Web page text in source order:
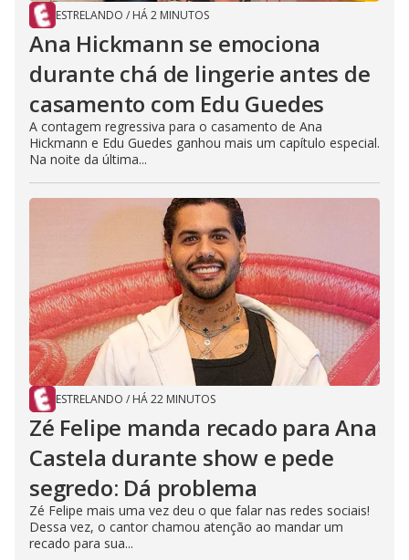
ESTRELANDO / HÁ 2 MINUTOS
Ana Hickmann se emociona
durante chá de lingerie antes de
casamento com Edu Guedes
A contagem regressiva para o casamento de Ana
Hickmann e Edu Guedes ganhou mais um capítulo especial.
Na noite da última...
ESTRELANDO / HÁ 22 MINUTOS
Zé Felipe manda recado para Ana
Castela durante show e pede
segredo: Dá problema
Zé Felipe mais uma vez deu o que falar nas redes sociais!
Dessa vez, o cantor chamou atenção ao mandar um
recado para sua...